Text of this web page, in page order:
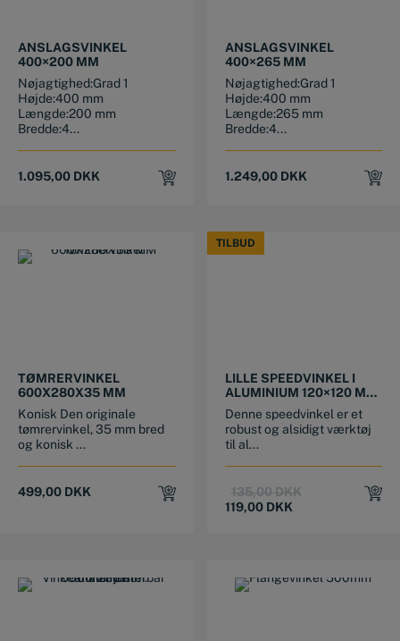
ANSLAGSVINKEL
400×200 MM
Nøjagtighed:Grad 1
Højde:400 mm
Længde:200 mm
Bredde:4...
1.095,00 DKK
ANSLAGSVINKEL
400×265 MM
Nøjagtighed:Grad 1
Højde:400 mm
Længde:265 mm
Bredde:4...
1.249,00 DKK
TØMRERVINKEL
600X280X35 MM
Konisk Den originale
tømrervinkel, 35 mm bred
og konisk ...
499,00 DKK
TILBUD
TILBUD
LILLE SPEEDVINKEL I
ALUMINIUM 120×120 MM
MED SORT-OXIDERET
FINISH
Denne speedvinkel er et
robust og alsidigt værktøj
til al...
135,00DKKOriginal
119,00 DKK
Current